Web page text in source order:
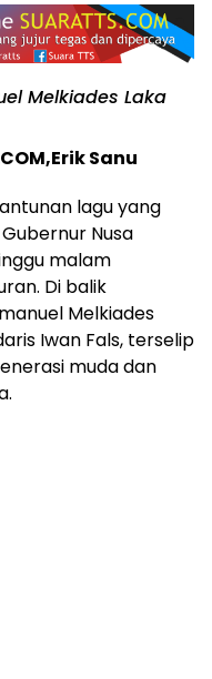
Melkiades Laka
Sanu
lagu yang
Nusa
malam
Di balik
Melkiades
Iwan Fals, terselip
muda dan